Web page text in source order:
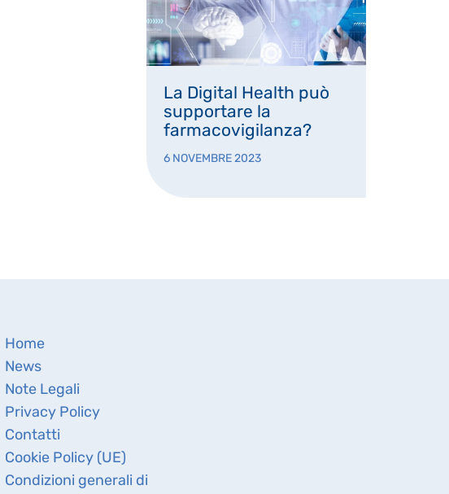
La Digital Health può
supportare la
farmacovigilanza?
6 NOVEMBRE 2023
Home
News
Note Legali
Privacy Policy
Contatti
Cookie Policy (UE)
Condizioni generali di